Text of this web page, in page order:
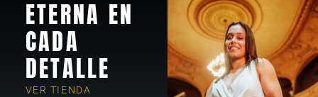
ETERNA EN
CADA
DETALLE
VER TIENDA